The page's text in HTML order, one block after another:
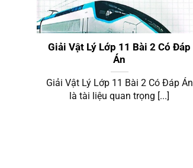
Vật Lý 11 Bài 2
Giải Vật Lý Lớp 11 Bài 2 Có Đáp
Án
Giải Vật Lý Lớp 11 Bài 2 Có Đáp Án
là tài liệu quan trọng [...]